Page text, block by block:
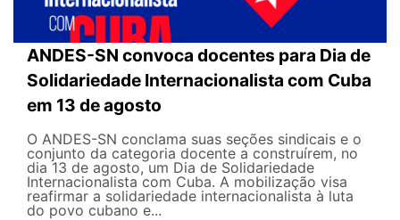
ANDES-SN convoca docentes para Dia de
Solidariedade Internacionalista com Cuba
em 13 de agosto
O ANDES-SN conclama suas seções sindicais e o
conjunto da categoria docente a construírem, no
dia 13 de agosto, um Dia de Solidariedade
Internacionalista com Cuba. A mobilização visa
reafirmar a solidariedade internacionalista à luta
do povo cubano e...